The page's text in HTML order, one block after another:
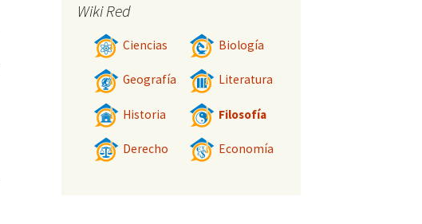
Wiki Red
Ciencias Biología
Geografía Literatura
Historia Filosofía
Derecho Economía